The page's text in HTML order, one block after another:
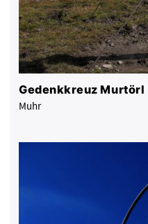
Gedenkkreuz Murtörl
Muhr